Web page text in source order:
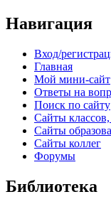
Навигация
Вход/
Главная
Мой мини-сайт
Ответы на
Поиск по сайту
Сайты
Сайты
Сайты коллег
Форумы
Библиотека